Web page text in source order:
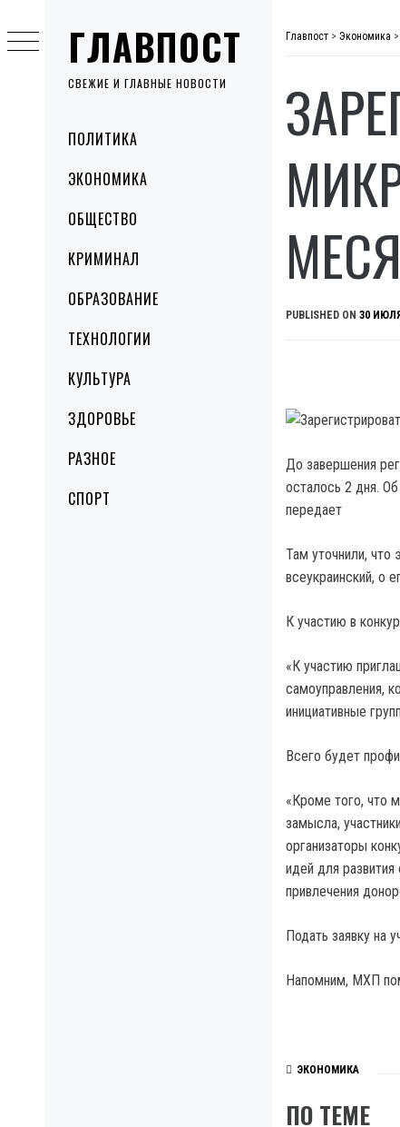
ГЛАВПОСТ
СВЕЖИЕ И ГЛАВНЫЕ НОВОСТИ
MenuПОЛИТИКА
ЭКОНОМИКА
ОБЩЕСТВО
КРИМИНАЛ
ОБРАЗОВАНИЕ
ТЕХНОЛОГИИ
КУЛЬТУРА
ЗДОРОВЬЕ
РАЗНОЕ
СПОРТ
to
content
Главпост > Экономика >
PUBLISHED ON 30
До завершения
осталось 2 дня.
передает
Там уточнили, что
всеукраинский, о
К участию в
«К участию
самоуправления,
инициативные
Всего будет
«Кроме того, что
замысла,
организаторы
идей для развития
привлечения
Подать заявку на
Напомним, МХП
ЭКОНОМИКА
ПО ТЕМЕ